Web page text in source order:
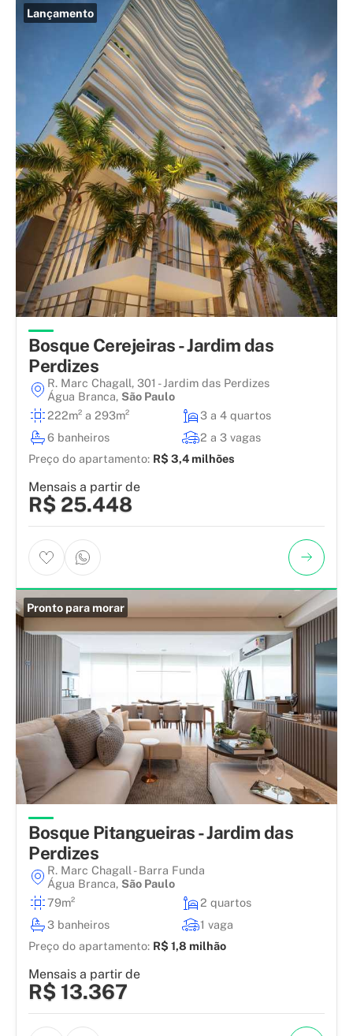
Lançamento
Bosque Cerejeiras - Jardim das
Perdizes
R. Marc Chagall, 301 - Jardim das Perdizes
Água Branca, São Paulo
222m² a 293m²
3 a 4 quartos
6 banheiros
2 a 3 vagas
Preço do apartamento: R$ 3,4 milhões
Mensais a partir de
R$ 25.448
Pronto para morar
Bosque Pitangueiras - Jardim das
Perdizes
R. Marc Chagall - Barra Funda
Água Branca, São Paulo
79m²
2 quartos
3 banheiros
1 vaga
Preço do apartamento: R$ 1,8 milhão
Mensais a partir de
R$ 13.367